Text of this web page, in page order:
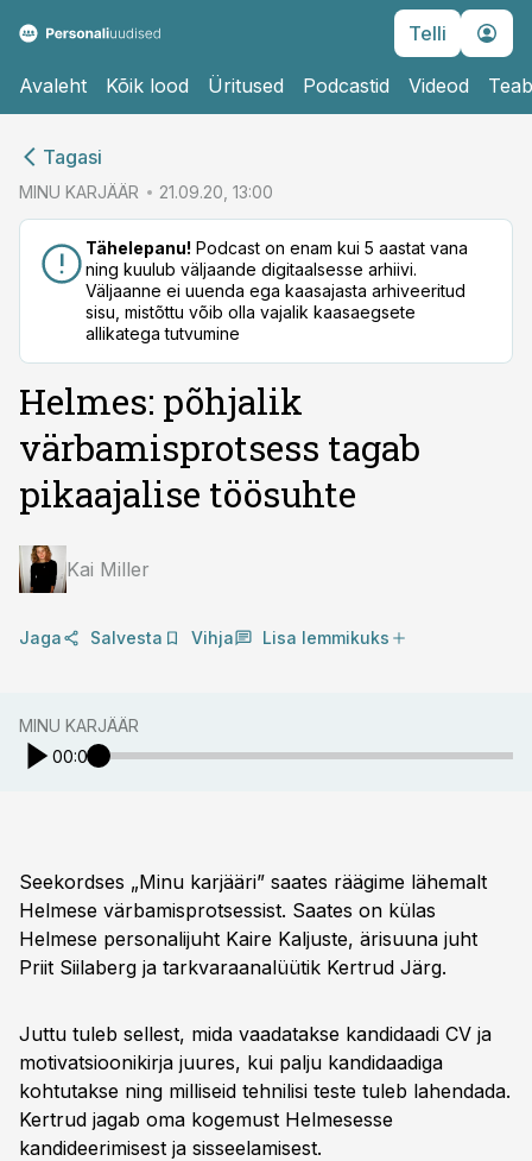
Telli
Avaleht Kõik lood Üritused Podcastid Videod
Tagasi
MINU KARJÄÄR 21.09.20, 13:00
Tähelepanu! Podcast on enam kui 5 aastat vana
ning kuulub väljaande digitaalsesse arhiivi.
Väljaanne ei uuenda ega kaasajasta arhiveeritud
sisu, mistõttu võib olla vajalik kaasaegsete
allikatega tutvumine
Helmes: põhjalik
värbamisprotsess tagab
pikaajalise töösuhte
Kai Miller
Jaga Salvesta Vihja Lisa lemmikuks
MINU KARJÄÄR
00:00
Seekordses „Minu karjääri” saates räägime lähemalt
Helmese värbamisprotsessist. Saates on külas
Helmese personalijuht Kaire Kaljuste, ärisuuna juht
Priit Siilaberg ja tarkvaraanalüütik Kertrud Järg.
Juttu tuleb sellest, mida vaadatakse kandidaadi CV ja
motivatsioonikirja juures, kui palju kandidaadiga
kohtutakse ning milliseid tehnilisi teste tuleb lahendada.
Kertrud jagab oma kogemust Helmesesse
kandideerimisest ja sisseelamisest.